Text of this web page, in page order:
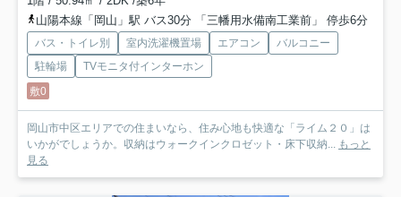
山陽本線「岡山」駅 バス30分 「三幡用水備南工業前」 停歩6分
バス・トイレ別 室内洗濯機置場 エアコン
バルコニー
駐輪場
TVモニタ付インターホン
敷0
岡山市中区エリアでの住まいなら、住み心地も快適な「ライム２０」は
いかがでしょうか。収納はウォークインクロゼット・床下収納... もっと
見る